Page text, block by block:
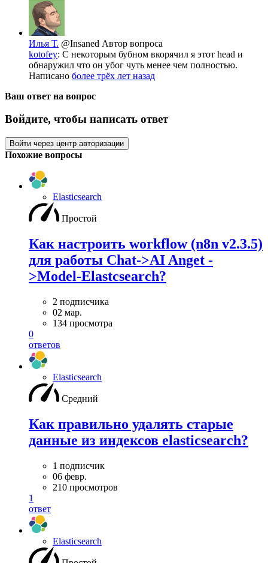
Илья Т. @Insaned Автор вопроса
kotofey: С некоторым бубном вкорячил я этот head и
обнаружил что он убог чуть менее чем полностью.
Написано более трёх лет назад
Ваш ответ на вопрос
Войдите, чтобы написать ответ
Войти через центр авторизации
Похожие вопросы
Elasticsearch
Простой
Как настроить workflow (n8n v2.3.5)
для работы Chat->AI Anget -
>Model-Elastcsearch?
2 подписчика
02 мар.
134 просмотра
0
ответов
Elasticsearch
Средний
Как правильно удалять старые
данные из индексов elasticsearch?
1 подписчик
06 февр.
210 просмотров
1
ответ
Elasticsearch